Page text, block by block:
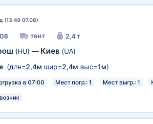
(13:49 07.08)
тент 2,4 т
(HU) — Киев (UA)
(длн=2,4м шир=2,4м выс=1м)
в 07:00 Мест погр.: 1 Мест выгр.: 1